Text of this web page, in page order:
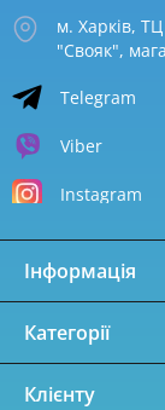
м. Харків,
"Свояк",
Telegram
Viber
Instagram
Інформація
Категорії
Клієнту